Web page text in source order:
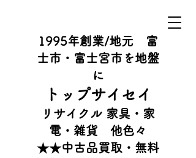
1995年創業/地元 富
士市・富士宮市を地盤
に
​トップサイセイ
リサイクル 家具・家
電・雑貨 他色々
​★★中古品買取・無料